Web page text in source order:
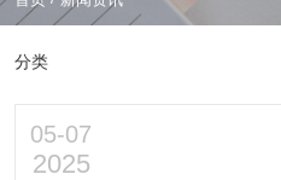
分类
05-07
2025